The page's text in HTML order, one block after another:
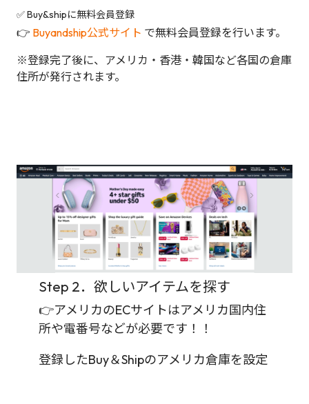
✅ Buy&shipに無料会員登録
👉 Buyandship公式サイト で無料会員登録を行います。
※登録完了後に、アメリカ・香港・韓国など各国の倉庫
住所が発行されます。
Step 2．欲しいアイテムを探す
👉アメリカのECサイトはアメリカ国内住
所や電番号などが必要です！！
登録したBuy＆Shipのアメリカ倉庫を設定